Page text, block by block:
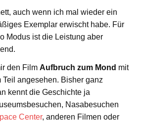
auch wenn ich mal wieder ein
Exemplar erwischt habe. Für
Modus ist die Leistung aber
den Film Aufbruch zum Mond mit
Teil angesehen. Bisher ganz
kennt die Geschichte ja
Nasabesuchen
Center, anderen Filmen oder